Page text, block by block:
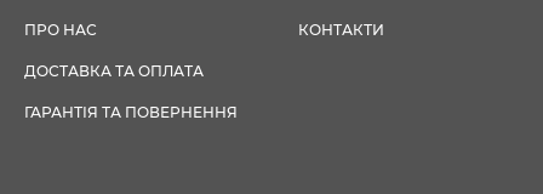
ПРО НАС
ДОСТАВКА ТА ОПЛАТА
ГАРАНТІЯ ТА ПОВЕРНЕННЯ
КОНТАКТИ